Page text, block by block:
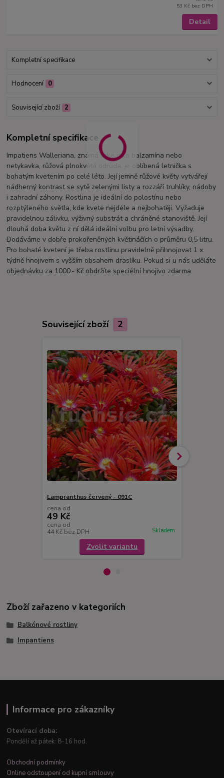
53 Kč bez DPH
Detail
Kompletní specifikace
Hodnocení 0
Související zboží 2
Kompletní specifikace
Impatiens Walleriana, známá také jako balzamína nebo
netykavka, růžová plnokvětá odrůda, je oblíbená letnička s
bohatým kvetením po celé léto. Její jemně růžové květy vytvářejí
nádherný kontrast se sytě zelenými listy a rozzáří truhlíky, nádoby
i zahradní záhony. Rostlina je ideální do polostínu nebo
rozptýleného světla, kde kvete nejdéle a nejbohatěji. Vyžaduje
pravidelnou zálivku, výživný substrát a chráněné stanoviště. Její
dlouhá doba květu z ní dělá ideální volbu pro letní výsadby.
Dodáváme v dobře prokořeněných květináčích o průměru 0,5 litru.
Pro bohaté kvetení je třeba rostlinu pravidelně přihnojovat 1 x
týdně hnojivem s vyšším obsahem draslíku. Pokud si u nás uděláte
objednávku za 1000.- Kč obdržíte speciélní hnojivo zdarma
Související zboží 2
Lampranthus červený - 091C
cena od
49 Kč
cena od
44 Kč bez DPH Skladem
Zvolit variantu
Zboží zařazeno v kategoriích
Balkónové rostliny
Impantiens
Informace pro zákazníky
Otevírací doba:
Pondělí až pátek: 8-16 hod.
Obchodní podmínky
Online odstoupení od kupní smlouvy